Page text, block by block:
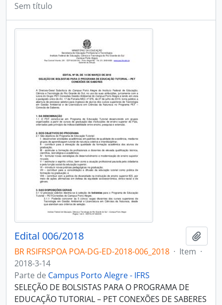
Sem título
Edital 006/2018
BR RSIFRSPOA POA-DG-ED-2018-006_2018 · Item ·
2018-3-14
Parte de Campus Porto Alegre - IFRS
SELEÇÃO DE BOLSISTAS PARA O PROGRAMA DE
EDUCAÇÃO TUTORIAL – PET CONEXÕES DE SABERES